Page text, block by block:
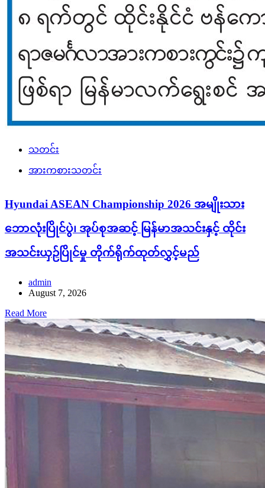
သတင်း
အားကစားသတင်း
Hyundai ASEAN Championship 2026 အမျိုးသား
ဘောလုံးပြိုင်ပွဲ၊ အုပ်စုအဆင့် မြန်မာအသင်းနှင့် ထိုင်း
အသင်းယှဉ်ပြိုင်မှု တိုက်ရိုက်ထုတ်လွှင့်မည်
admin
August 7, 2026
Read More